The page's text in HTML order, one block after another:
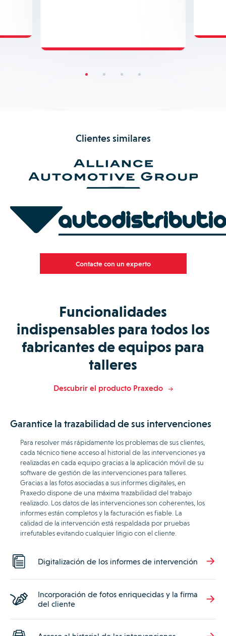
Clientes similares
Contacte con un experto
Funcionalidades
indispensables para todos los
fabricantes de equipos para
talleres
Descubrir el producto Praxedo
Garantice la trazabilidad de sus intervenciones
Para resolver más rápidamente los problemas de sus clientes,
cada técnico tiene acceso al historial de las intervenciones ya
realizadas en cada equipo gracias a la aplicación móvil de su
software de gestión de las intervenciones para talleres.
Gracias a las fotos asociadas a sus informes digitales, en
Praxedo dispone de una máxima trazabilidad del trabajo
realizado. Los datos de las intervenciones son coherentes, los
informes están completos y la facturación es fiable. La
calidad de la intervención está respaldada por pruebas
irrefutables evitando cualquier litigio con el cliente.
Digitalización de los informes de intervención
Incorporación de fotos enriquecidas y la firma
del cliente